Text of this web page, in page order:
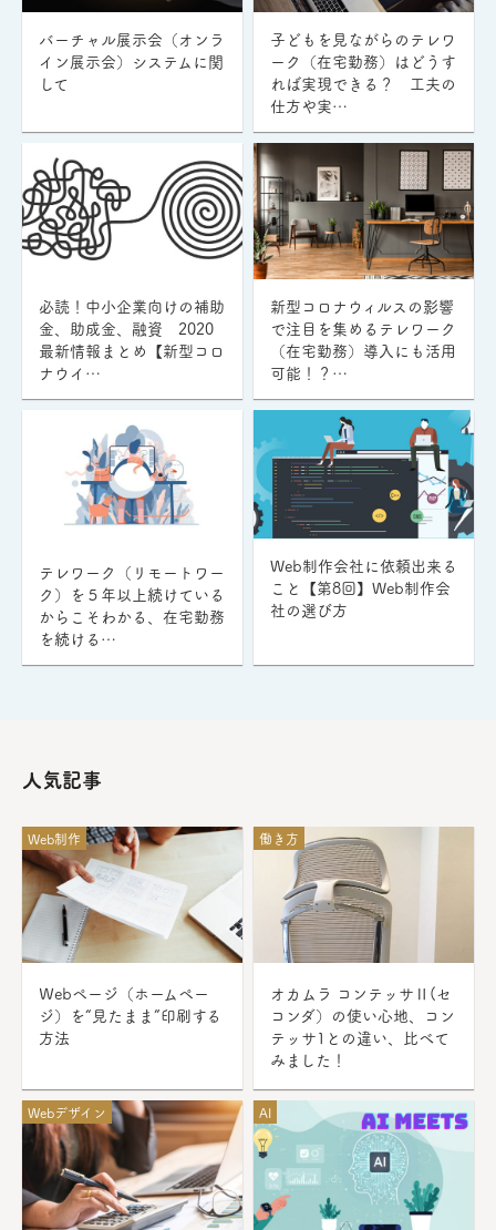
バーチャル展示会（オンラ
イン展示会）システムに関
して
子どもを見ながらのテレワ
ーク（在宅勤務）はどうす
れば実現できる？ 工夫の
仕方や実…
必読！中小企業向けの補助
金、助成金、融資 2020
最新情報まとめ【新型コロ
ナウイ…
新型コロナウィルスの影響
で注目を集めるテレワーク
（在宅勤務）導入にも活用
可能！？…
テレワーク（リモートワー
ク）を５年以上続けている
からこそわかる、在宅勤務
を続ける…
Web制作会社に依頼出来る
こと【第8回】Web制作会
社の選び方
人気記事
Web制作
Ｗebページ（ホームペー
ジ）を“見たまま”印刷する
方法
働き方
オカムラ コンテッサⅡ(セ
コンダ）の使い心地、コン
テッサ1との違い、比べて
みました！
Webデザイン AI